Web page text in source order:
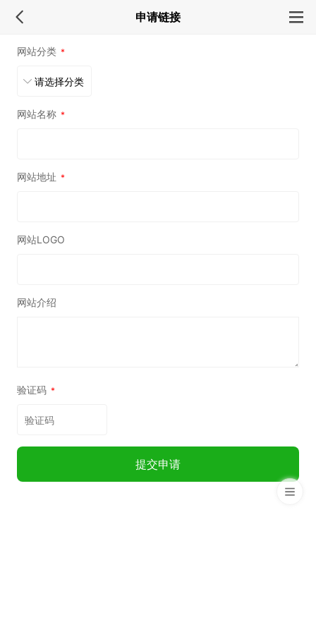
申请链接
网站分类 *
网站名称 *
网站地址 *
网站LOGO
网站介绍
验证码 *